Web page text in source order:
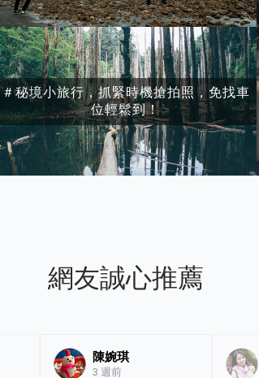
＃秘境小旅行，抓緊時機搶拍照，免找車
位輕鬆到！
網友誠心推薦
陳婉琪
3 週前